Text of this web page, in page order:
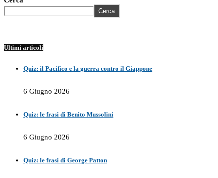
Cerca
Ultimi articoli
Quiz: il Pacifico e la guerra contro il Giappone
6 Giugno 2026
Quiz: le frasi di Benito Mussolini
6 Giugno 2026
Quiz: le frasi di George Patton